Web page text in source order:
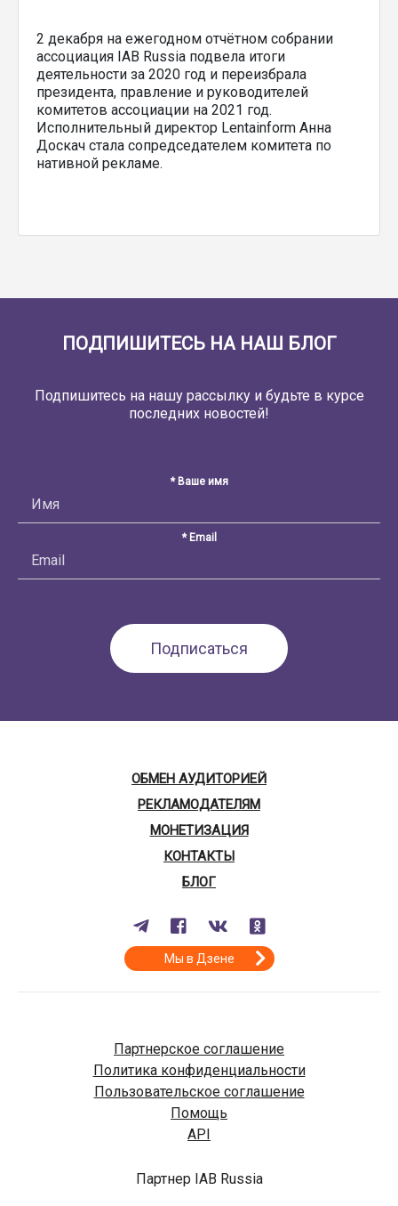
2 декабря на ежегодном отчётном собрании
ассоциация IAB Russia подвела итоги
деятельности за 2020 год и переизбрала
президента, правление и руководителей
комитетов ассоциации на 2021 год.
Исполнительный директор Lentainform Анна
Доскач стала сопредседателем комитета по
нативной рекламе.
ПОДПИШИТЕСЬ НА НАШ БЛОГ
Подпишитесь на нашу рассылку и будьте в курсе
последних новостей!
* Ваше имя
* Email
ОБМЕН АУДИТОРИЕЙ
РЕКЛАМОДАТЕЛЯМ
МОНЕТИЗАЦИЯ
КОНТАКТЫ
БЛОГ
Мы в Дзене
Партнерское соглашение
Политика конфиденциальности
Пользовательское соглашение
Помощь
API
Партнер IAB Russia